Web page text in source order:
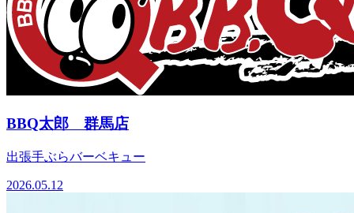
BBQ太郎 群馬店
出張手ぶらバーベキュー
2026.05.12